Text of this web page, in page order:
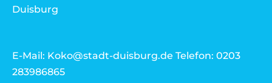
Duisburg
E-Mail: Koko@stadt-duisburg.de Telefon: 0203
283986865